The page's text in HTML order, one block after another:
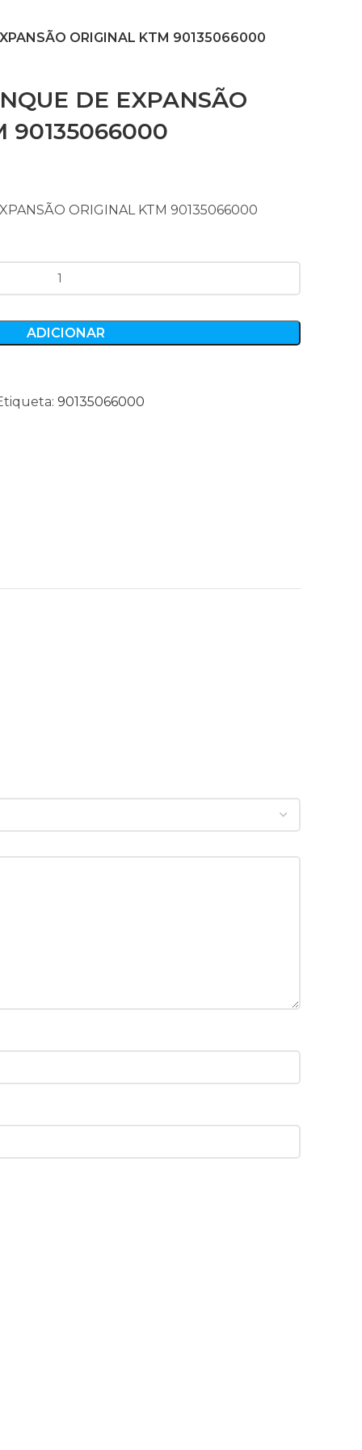
ORIGINAL KTM 90135066000
DE EXPANSÃO
90135066000
ORIGINAL KTM 90135066000
ADICIONAR
90135066000